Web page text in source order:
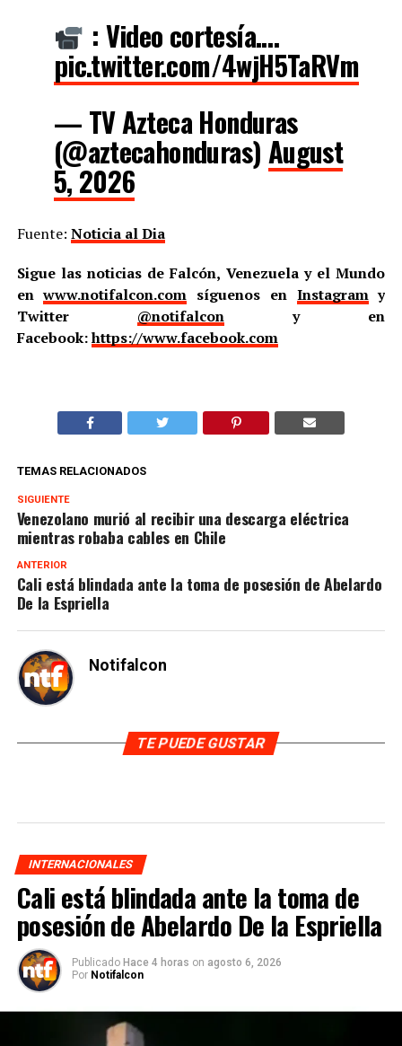
: Video cortesía.…
pic.twitter.com/4wjH5TaRVm
— TV Azteca Honduras
(@aztecahonduras) August
5, 2026
Fuente: Noticia al Dia
Sigue las noticias de Falcón, Venezuela y el Mundo
enwww.notifalcon.com síguenos en Instagramy
Twitter @notifalcony en
Facebook:https://www.facebook.com
TEMAS RELACIONADOS
SIGUIENTE
Venezolano murió al recibir una descarga eléctrica
mientras robaba cables en Chile
ANTERIOR
Cali está blindada ante la toma de posesión de Abelardo
De la Espriella
Notifalcon
TE PUEDE GUSTAR
INTERNACIONALES
Cali está blindada ante la toma de
posesión de Abelardo De la Espriella
Publicado Hace 4 horas on agosto 6, 2026
Por Notifalcon